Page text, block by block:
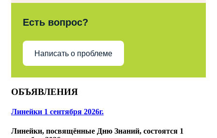
Есть вопрос?
Написать о проблеме
ОБЪЯВЛЕНИЯ
Линейки 1 сентября 2026г.
Линейки, посвящённые Дню Знаний, состоятся 1